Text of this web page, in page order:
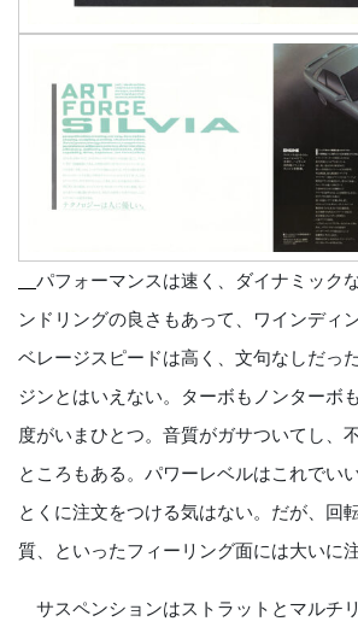
パフォーマンスは速く、ダイナミック
ンドリングの良さもあって、ワインディ
ベレージスピードは高く、文句なしだっ
ジンとはいえない。ターボもノンターボ
度がいまひとつ。音質がガサついてし、
ところもある。パワーレベルはこれでい
とくに注文をつける気はない。だが、回
質、といったフィーリング面には大いに
サスペンションはストラットとマルチ